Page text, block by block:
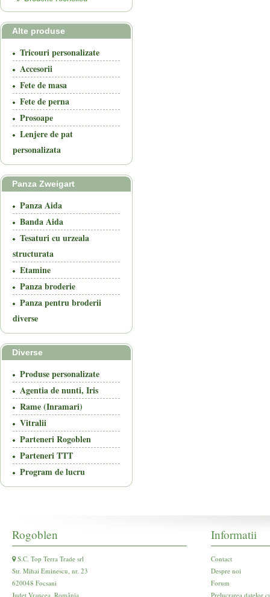
Alte produse
Tricouri personalizate
Accesorii
Fete de masa
Fete de perna
Prosoape
Lenjere de pat
personalizata
Panza Zweigart
Panza Aida
Banda Aida
Tesaturi cu urzeala
structurata
Etamine
Panza broderie
Panza pentru broderii
diverse
Diverse
Produse personalizate
Agentia de nunti, Iris
Rame (Inramari)
Vitralii
Parteneri Rogoblen
Parteneri TTT
Program de lucru
Rogoblen
S.C. Top Terra Trade srl
Str. Mihai Eminescu, nr. 23
620048 Focsani
Județ Vrancea, România
Informatii
Contact
Despre noi
Forum
Prelucrarea datelor